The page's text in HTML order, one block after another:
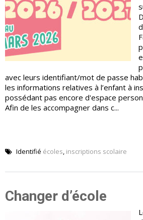
avec leurs identifiant/mot de passe
les informations relatives à l’enfant à
possédant pas encore d'espace
Afin de les accompagner dans c...
Identifié écoles, inscriptions scolaire
Changer d’école